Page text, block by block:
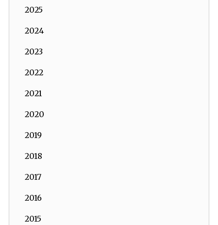
2025
2024
2023
2022
2021
2020
2019
2018
2017
2016
2015